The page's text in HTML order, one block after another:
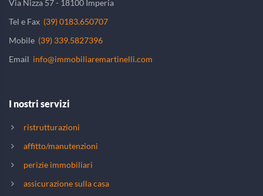
Via Nizza 57 - 18100 Imperia
Tel e Fax (39) 0183.650707
Mobile (39) 339.5827396
Email info@immobiliaremartinelli.com
I nostri servizi
ristrutturazioni
affitto/manutenzioni
perizie immobiliari
assicurazione sulla casa